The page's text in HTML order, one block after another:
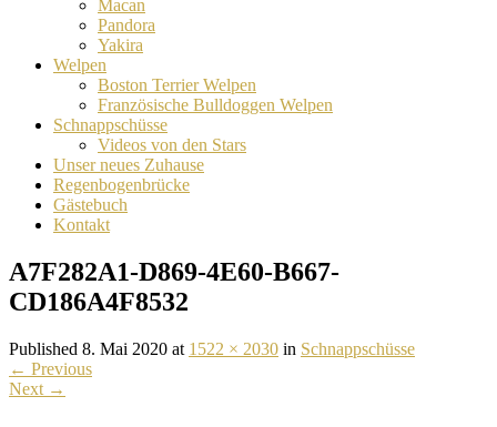
Macan
Pandora
Yakira
Welpen
Boston Terrier Welpen
Französische Bulldoggen Welpen
Schnappschüsse
Videos von den Stars
Unser neues Zuhause
Regenbogenbrücke
Gästebuch
Kontakt
A7F282A1-D869-4E60-B667-
CD186A4F8532
Published 8. Mai 2020 at 1522 × 2030 in Schnappschüsse
← Previous
Next →